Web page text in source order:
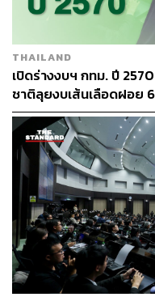
THAILAND
เปิดร่างงบฯ กทม. ปี
ชาติลุยงบเส้นเลือดฝอย
ยุทธศาสตร์พัฒนาเมือง